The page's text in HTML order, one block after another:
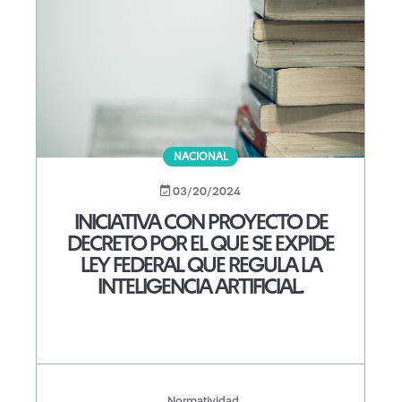
NACIONAL
03/20/2024
INICIATIVA CON PROYECTO DE
DECRETO POR EL QUE SE EXPIDE
LEY FEDERAL QUE REGULA LA
INTELIGENCIA ARTIFICIAL.